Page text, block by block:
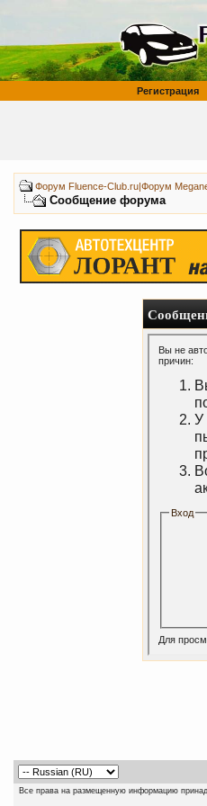
Регистрация
Форум Fluence-Club.ru|Форум
Сообщение форума
Вы не
причин:
У
Вход
Для
Все права на размещенную информацию